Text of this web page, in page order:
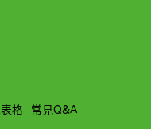
格 常見Q&A